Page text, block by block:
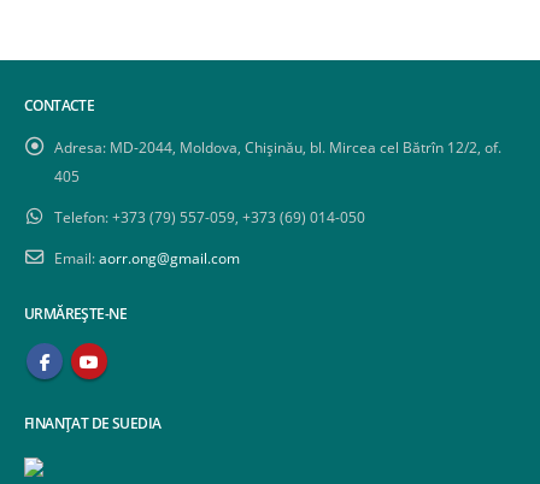
CONTACTE
Adresa: MD-2044, Moldova, Chișinău, bl. Mircea cel Bătrîn 12/2, of.
405
Telefon:+373 (79) 557-059, +373 (69) 014-050
Email:aorr.ong@gmail.com
URMĂREȘTE-NE
FINANȚAT DE SUEDIA